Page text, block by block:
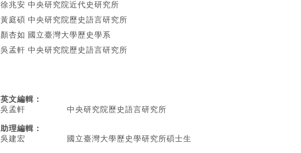
徐兆安 中央研究院近代史研究所
黃庭碩 中央研究院歷史語言研究所
顏杏如 國立臺灣大學歷史學系
吳孟軒 中央研究院歷史語言研究所
英文編輯 ：
吳孟軒 中央研究院歷史語言研究所
助理編輯：
吳建宏 國立臺灣大學歷史學研究所碩士生